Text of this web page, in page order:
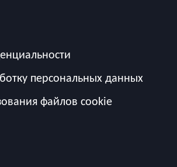
персональных данных
файлов cookie